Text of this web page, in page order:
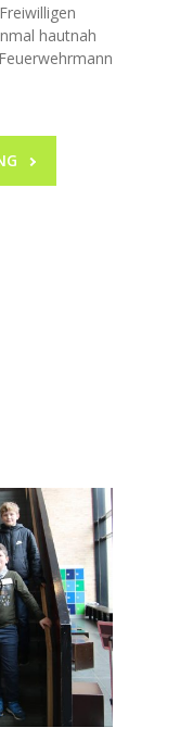
hautnah